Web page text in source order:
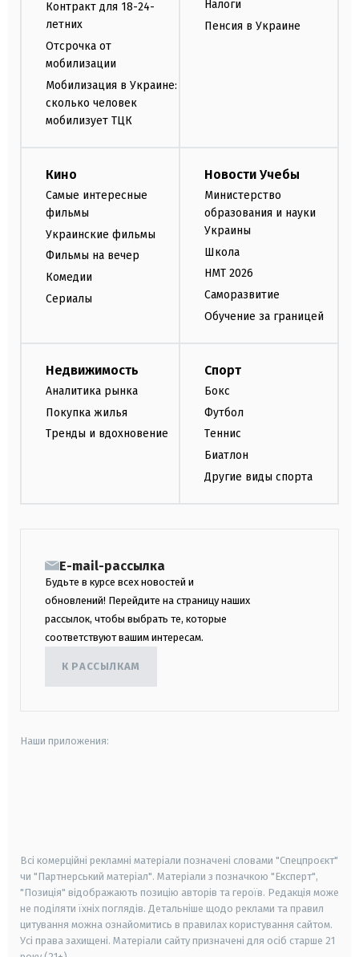
Контракт для 18-24-
летних
Отсрочка от
мобилизации
Мобилизация в Украине:
сколько человек
мобилизует ТЦК
Налоги
Пенсия в Украине
Кино
Самые интересные
фильмы
Украинские фильмы
Фильмы на вечер
Комедии
Сериалы
Новости Учебы
Министерство
образования и науки
Украины
Школа
НМТ 2026
Саморазвитие
Обучение за границей
Недвижимость
Аналитика рынка
Покупка жилья
Тренды и вдохновение
Спорт
Бокс
Футбол
Теннис
Биатлон
Другие виды спорта
E-mail-рассылка
Будьте в курсе всех новостей и
обновлений! Перейдите на страницу наших
рассылок, чтобы выбрать те, которые
соответствуют вашим интересам.
К РАССЫЛКАМ
Наши приложения:
Всі комерційні рекламні матеріали позначені словами "Спецпроєкт"
чи "Партнерський матеріал". Матеріали з позначкою "Експерт",
"Позиція" відображають позицію авторів та героїв. Редакція може
не поділяти їхніх поглядів. Детальніше щодо реклами та правил
цитування можна ознайомитись в правилах користування сайтом.
Усі права захищені. Матеріали сайту призначені для осіб старше 21